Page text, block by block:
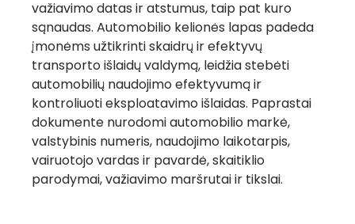
važiavimo datas ir atstumus, taip pat kuro
sąnaudas. Automobilio kelionės lapas padeda
įmonėms užtikrinti skaidrų ir efektyvų
transporto išlaidų valdymą, leidžia stebėti
automobilių naudojimo efektyvumą ir
kontroliuoti eksploatavimo išlaidas. Paprastai
dokumente nurodomi automobilio markė,
valstybinis numeris, naudojimo laikotarpis,
vairuotojo vardas ir pavardė, skaitiklio
parodymai, važiavimo maršrutai ir tikslai.